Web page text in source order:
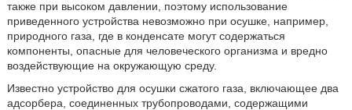
также при высоком давлении, поэтому использование
приведенного устройства невозможно при осушке, например,
природного газа, где в конденсате могут содержаться
компоненты, опасные для человеческого организма и вредно
воздействующие на окружающую среду.
Известно устройство для осушки сжатого газа, включающее два
адсорбера, соединенных трубопроводами, содержащими